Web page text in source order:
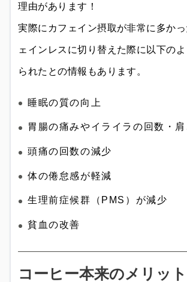
理由があります！
実際にカフェイン摂取が非常に多か
ェインレスに切り替えた際に以下の
られたとの情報もあります。
睡眠の質の向上
胃腸の痛みやイライラの回数・
頭痛の回数の減少
体の倦怠感が軽減
生理前症候群（PMS）が減少
貧血の改善
コーヒー本来のメリッ